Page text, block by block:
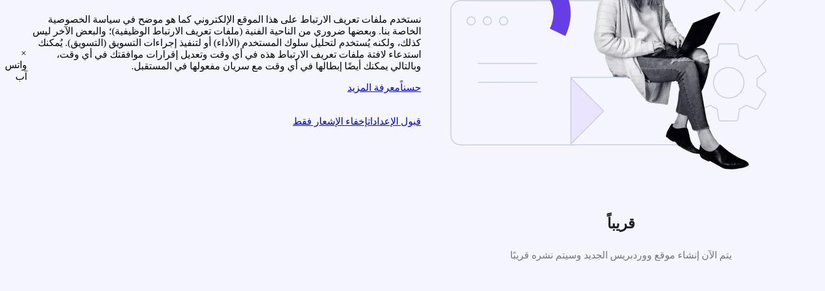
قريباً
يتم الآن إنشاء موقع ووردبريس الجديد وسيتم نشره قريبًا
نستخدم ملفات تعريف الارتباط على هذا الموقع الإلكتروني كما هو موضح في سياسة الخصوصية
الخاصة بنا. وبعضها ضروري من الناحية الفنية (ملفات تعريف الارتباط الوظيفية)؛ والبعض الآخر ليس
كذلك، ولكنه يُستخدم لتحليل سلوك المستخدم (الأداء) أو لتنفيذ إجراءات التسويق (التسويق). يُمكنك
استدعاء لافتة ملفات تعريف الارتباط هذه في أي وقت وتعديل إقرارات موافقتك في أي وقت،
وبالتالي يمكنك أيضًا إبطالها في أي وقت مع سريان مفعولها في المستقبل.
حسناًمعرفة المزيد
قبول الإعداداتإخفاء الإشعار فقط
×
واتس
آب